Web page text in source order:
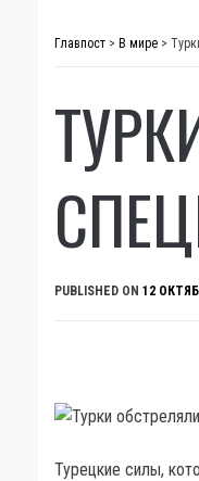
Главпост > В мире >
PUBLISHED ON 12
Турецкие силы,